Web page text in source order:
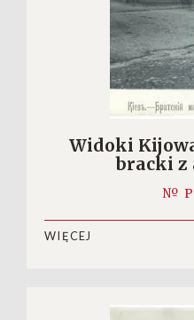
Widoki
bracki z
№
WIĘCEJ